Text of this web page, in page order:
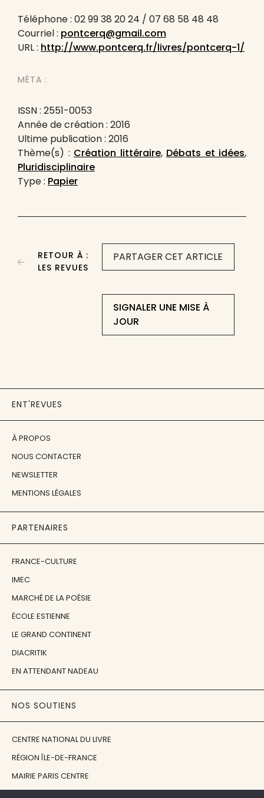
Téléphone : 02 99 38 20 24 / 07 68 58 48 48
Courriel : pontcerq@gmail.com
URL : http://www.pontcerq.fr/livres/pontcerq-1/
MÉTA :
ISSN : 2551-0053
Année de création : 2016
Ultime publication : 2016
Thème(s) : Création littéraire, Débats et idées,
Pluridisciplinaire
Type : Papier
PARTAGER CET ARTICLE
SIGNALER UNE MISE À
JOUR
RETOUR À :
LES REVUES
ENT'REVUES
À PROPOS
NOUS CONTACTER
NEWSLETTER
MENTIONS LÉGALES
PARTENAIRES
FRANCE-CULTURE
IMEC
MARCHÉ DE LA POÉSIE
ÉCOLE ESTIENNE
LE GRAND CONTINENT
DIACRITIK
EN ATTENDANT NADEAU
NOS SOUTIENS
CENTRE NATIONAL DU LIVRE
RÉGION ÎLE-DE-FRANCE
MAIRIE PARIS CENTRE